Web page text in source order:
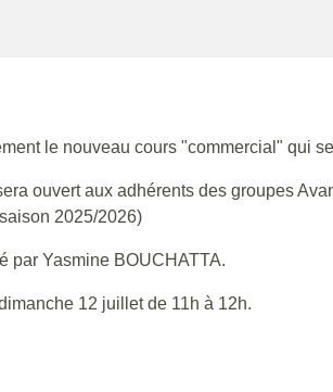
le nouveau cours "commercial" qui
ouvert aux adhérents des groupes
2025/2026)
par Yasmine BOUCHATTA.
12 juillet de 11h à 12h.